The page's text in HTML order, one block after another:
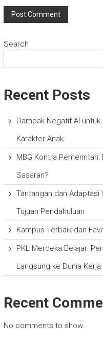
Search
Recent Posts
Dampak Negatif AI
Karakter Anak
MBG Kontra
Sasaran?
Tantangan dan Adaptasi
Tujuan Pendahuluan
Kampus Terbaik dan
PKL Merdeka Belajar:
Langsung ke Dunia Kerja
Recent
No comments to show.